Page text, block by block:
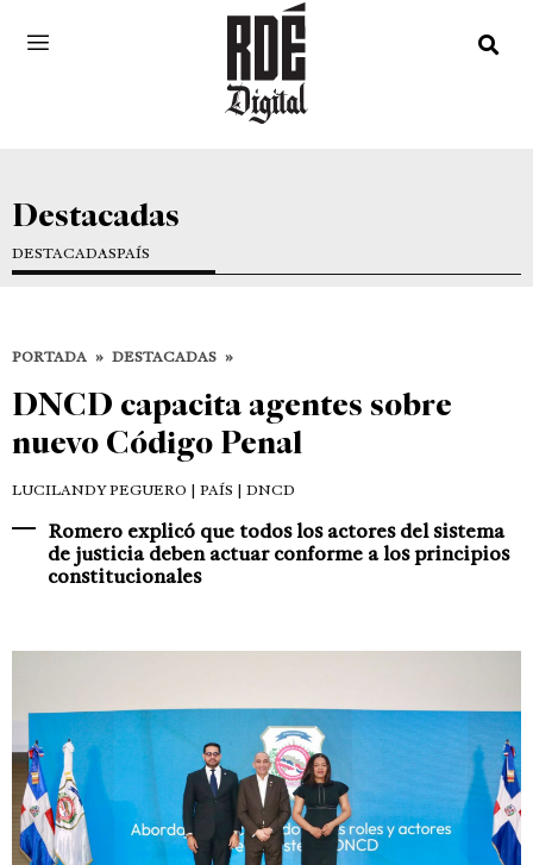
Destacadas
DESTACADASPAÍS
PORTADA » DESTACADAS »
DNCD capacita agentes sobre
nuevo Código Penal
LUCILANDY PEGUERO | PAÍS | DNCD
Romero explicó que todos los actores del sistema
de justicia deben actuar conforme a los principios
constitucionales